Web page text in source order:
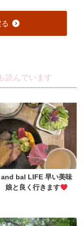
読んでいます
bal LIFE 早い美味
娘と良く行きます